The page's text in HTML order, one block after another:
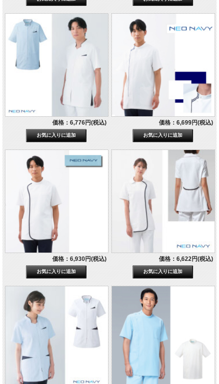
価格：6,776円(税込) 価格：6,699円(税込)
価格：6,930円(税込) 価格：6,622円(税込)